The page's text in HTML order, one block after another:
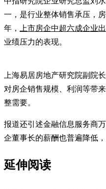
一，是行业整体销售承压，
年，
上市房企中超六成企业
业绩压力的表现。
上海易居房地产研究院副院
对房企销售规模、利润等带
整需要。
报道还引述金融信息服务商
企董事长的薪酬也普遍降低
延伸阅读